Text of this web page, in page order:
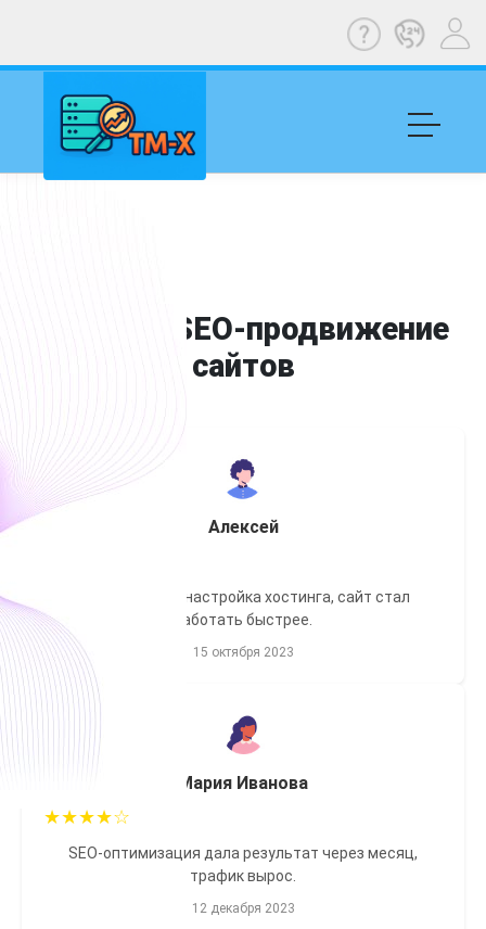
Отзывы SEO-продвижение
сайтов
Алексей
Качественная настройка хостинга, сайт стал
работать быстрее.
15 октября 2023
Мария Иванова
★★★★☆
SEO-оптимизация дала результат через месяц,
трафик вырос.
12 декабря 2023